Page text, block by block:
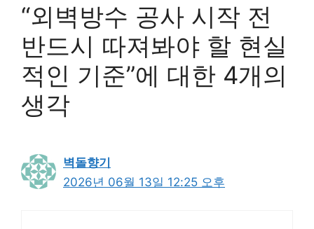
“외벽방수 공사 시작 전
반드시 따져봐야 할 현실
적인 기준”에 대한 4개의
생각
벽돌향기
2026년 06월 13일 12:25 오후